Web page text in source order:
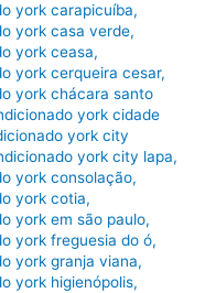
york carapicuíba,
york casa verde,
york ceasa,
york cerqueira cesar,
york chácara santo
york cidade
york city
york city lapa,
york consolação,
york cotia,
york em são paulo,
york freguesia do ó,
york granja viana,
york higienópolis,